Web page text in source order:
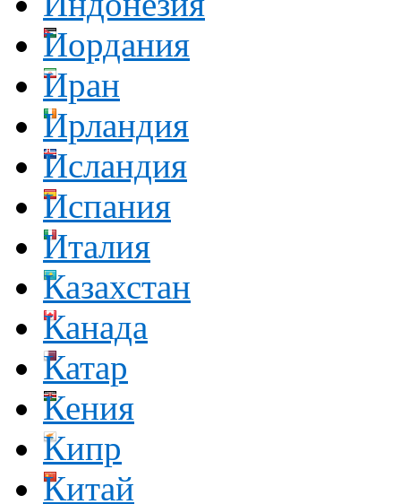
Иордания
Иран
Ирландия
Исландия
Испания
Италия
Казахстан
Канада
Катар
Кения
Кипр
Китай